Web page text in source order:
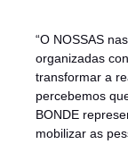
“O NOSSAS
organizadas
transformar a
percebemos
BONDE
mobilizar as